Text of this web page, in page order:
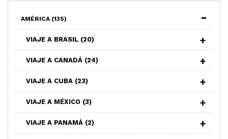
AMÉRICA (135)
VIAJE A BRASIL (20)
VIAJE A CANADÁ (24)
VIAJE A CUBA (23)
VIAJE A MÉXICO (3)
VIAJE A PANAMÁ (2)